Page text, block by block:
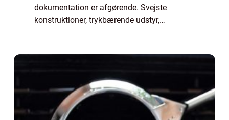
dokumentation er afgørende. Svejste
konstruktioner, trykbærende udstyr,
mat...